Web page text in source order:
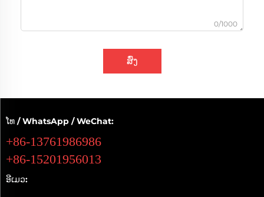
0/1000
ສົ່ງ
ໂທ / WhatsApp / WeChat:
+86-13761986986
+86-15201956013
ອີເມວ: